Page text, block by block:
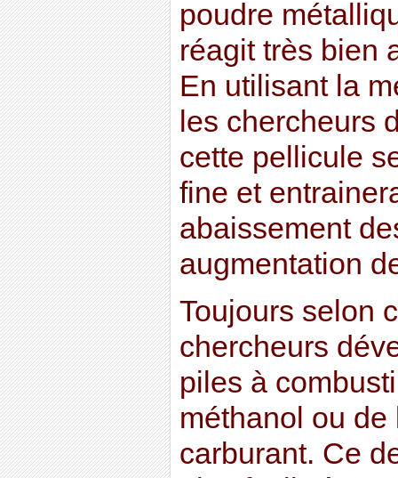
poudre
réagit très bien
En utilisant la
les chercheurs
cette pellicule
fine et
abaissement
augmentation
Toujours selon
chercheurs
piles à
méthanol ou de
carburant. Ce